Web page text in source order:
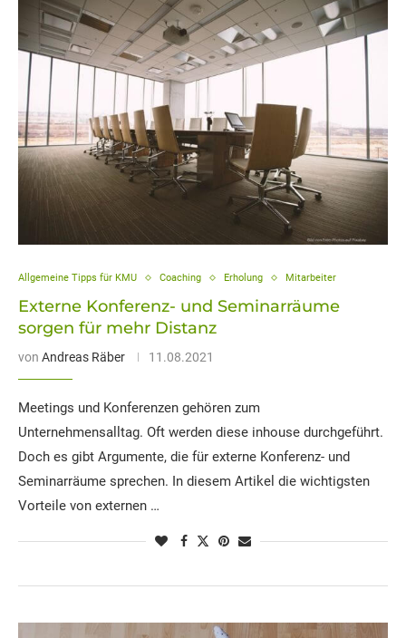
Allgemeine Tipps für KMU Coaching Erholung Mitarbeiter
Externe Konferenz- und Seminarräume
sorgen für mehr Distanz
von Andreas Räber 11.08.2021
Meetings und Konferenzen gehören zum
Unternehmensalltag. Oft werden diese inhouse durchgeführt.
Doch es gibt Argumente, die für externe Konferenz- und
Seminarräume sprechen. In diesem Artikel die wichtigsten
Vorteile von externen …